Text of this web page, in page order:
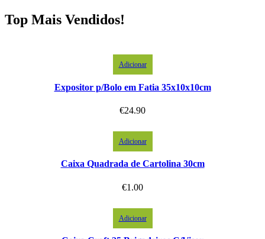
Top Mais Vendidos!
Adicionar
Expositor p/Bolo em Fatia 35x10x10cm
€24.90
Adicionar
Caixa Quadrada de Cartolina 30cm
€1.00
Adicionar